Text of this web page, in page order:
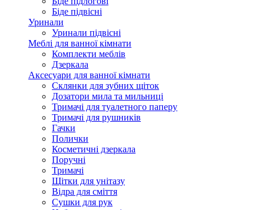
Біде підвісні
Уринали
Уринали підвісні
Меблі для ванної кімнати
Комплекти меблів
Дзеркала
Аксесуари для ванної кімнати
Склянки для зубних щіток
Дозатори мила та мильниці
Тримачі для туалетного паперу
Тримачі для рушників
Гачки
Полички
Косметичні дзеркала
Поручні
Тримачі
Щітки для унітазу
Відра для сміття
Сушки для рук